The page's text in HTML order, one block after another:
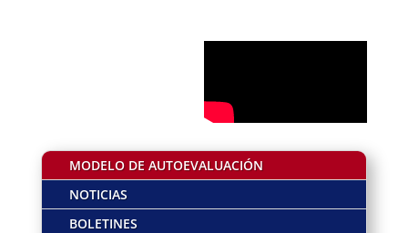
MODELO DE AUTOEVALUACIÓN
NOTICIAS
BOLETINES